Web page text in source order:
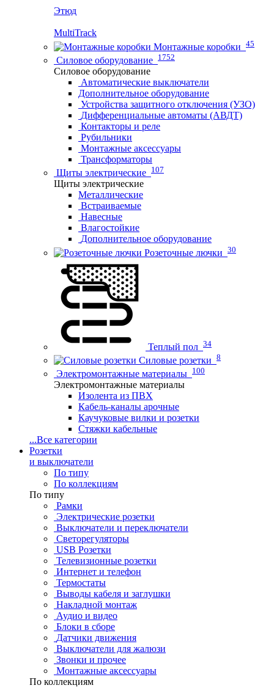
Этюд
MultiTrack
Монтажные коробки 45
Силовое оборудование 1752
Силовое оборудование
Автоматические выключатели
Дополнительное оборудование
Устройства защитного отключения (УЗО)
Дифференциальные автоматы (АВДТ)
Контакторы и реле
Рубильники
Монтажные аксессуары
Трансформаторы
Щиты электрические 107
Щиты электрические
Металлические
Встраиваемые
Навесные
Влагостойкие
Дополнительное оборудование
Розеточные лючки 30
Теплый пол 34
Силовые розетки 8
Электромонтажные материалы 100
Электромонтажные материалы
Изолента из ПВХ
Кабель-каналы арочные
Каучуковые вилки и розетки
Стяжки кабельные
...Все категории
Розетки
и выключатели
По типу
По коллекциям
По типу
Рамки
Электрические розетки
Выключатели и переключатели
Светорегуляторы
USB Розетки
Телевизионные розетки
Интернет и телефон
Термостаты
Выводы кабеля и заглушки
Накладной монтаж
Аудио и видео
Блоки в сборе
Датчики движения
Выключатели для жалюзи
Звонки и прочее
Монтажные аксессуары
По коллекциям